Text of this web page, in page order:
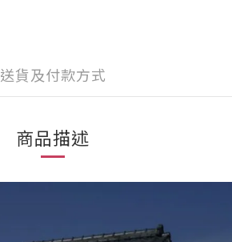
送貨及付款方式
商品描述